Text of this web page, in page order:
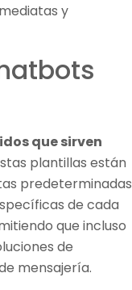
y
que sirven
plantillas están
predeterminadas
de cada
que incluso
de
mensajería.